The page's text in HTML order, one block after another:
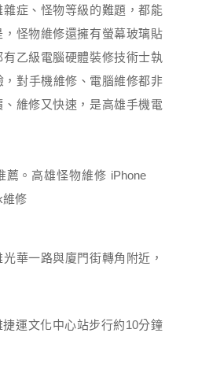
症、怪物等級的難題，都能
怪物維修還擁有螢幕玻璃貼
乙級電腦硬體裝修技術士執
對手機維修、電腦維修都非
維修又快速，是高雄手機電
華一路與廈門街轉角附近，
運文化中心站步行約10分鐘